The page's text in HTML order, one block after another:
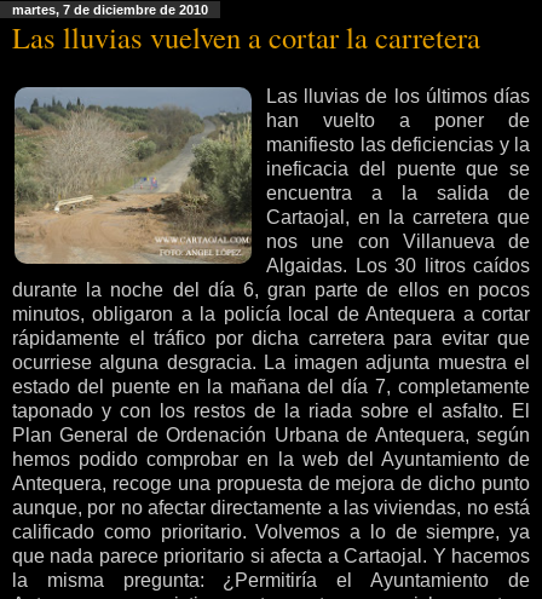
martes, 7 de diciembre de 2010
Las lluvias vuelven a cortar la carretera
Las lluvias de los últimos días
han vuelto a poner de
manifiesto las deficiencias y la
ineficacia del puente que se
encuentra a la salida de
Cartaojal, en la carretera que
nos une con Villanueva de
Algaidas. Los 30 litros caídos
durante la noche del día 6, gran parte de ellos en pocos
minutos, obligaron a la policía local de Antequera a cortar
rápidamente el tráfico por dicha carretera para evitar que
ocurriese alguna desgracia. La imagen adjunta muestra el
estado del puente en la mañana del día 7, completamente
taponado y con los restos de la riada sobre el asfalto. El
Plan General de Ordenación Urbana de Antequera, según
hemos podido comprobar en la web del Ayuntamiento de
Antequera, recoge una propuesta de mejora de dicho punto
aunque, por no afectar directamente a las viviendas, no está
calificado como prioritario. Volvemos a lo de siempre, ya
que nada parece prioritario si afecta a Cartaojal. Y hacemos
la misma pregunta: ¿Permitiría el Ayuntamiento de